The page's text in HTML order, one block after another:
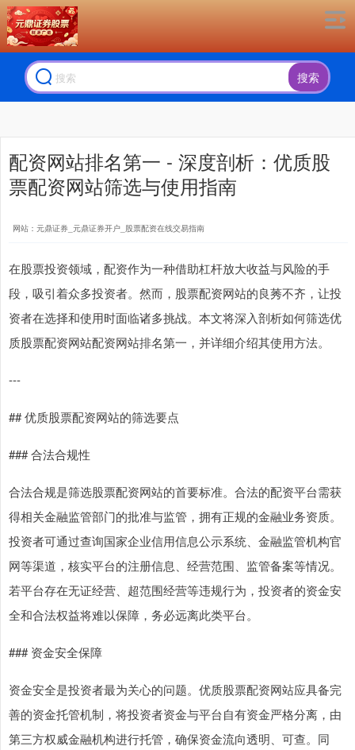
搜索
配资网站排名第一 - 深度剖析：优质股
票配资网站筛选与使用指南
网站：元鼎证券_元鼎证券开户_股票配资在线交易指南
在股票投资领域，配资作为一种借助杠杆放大收益与风险的手
段，吸引着众多投资者。然而，股票配资网站的良莠不齐，让投
资者在选择和使用时面临诸多挑战。本文将深入剖析如何筛选优
质股票配资网站配资网站排名第一，并详细介绍其使用方法。
---
## 优质股票配资网站的筛选要点
### 合法合规性
合法合规是筛选股票配资网站的首要标准。合法的配资平台需获
得相关金融监管部门的批准与监管，拥有正规的金融业务资质。
投资者可通过查询国家企业信用信息公示系统、金融监管机构官
网等渠道，核实平台的注册信息、经营范围、监管备案等情况。
若平台存在无证经营、超范围经营等违规行为，投资者的资金安
全和合法权益将难以保障，务必远离此类平台。
### 资金安全保障
资金安全是投资者最为关心的问题。优质股票配资网站应具备完
善的资金托管机制，将投资者资金与平台自有资金严格分离，由
第三方权威金融机构进行托管，确保资金流向透明、可查。同